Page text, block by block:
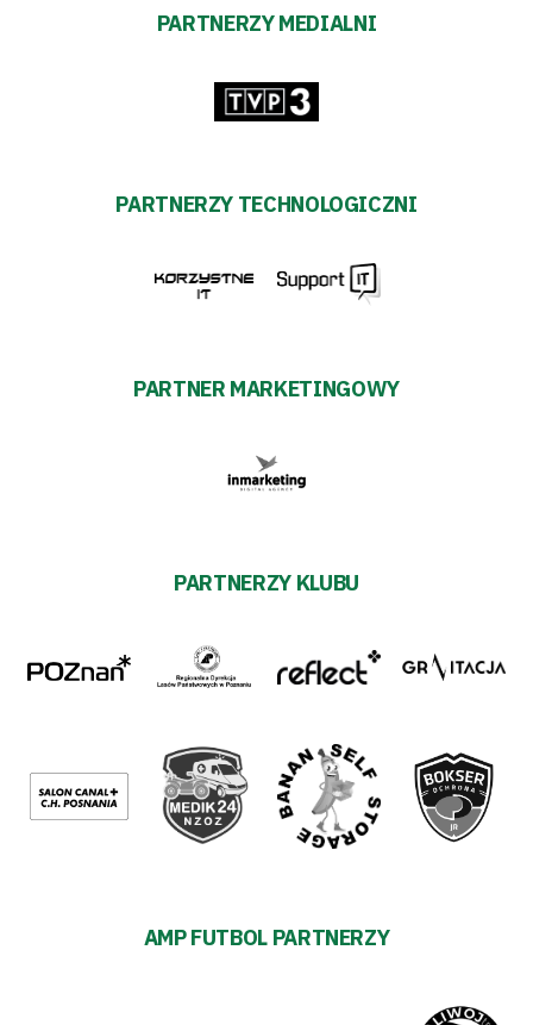
PARTNERZY MEDIALNI
PARTNERZY TECHNOLOGICZNI
PARTNER MARKETINGOWY
PARTNERZY KLUBU
AMP FUTBOL PARTNERZY